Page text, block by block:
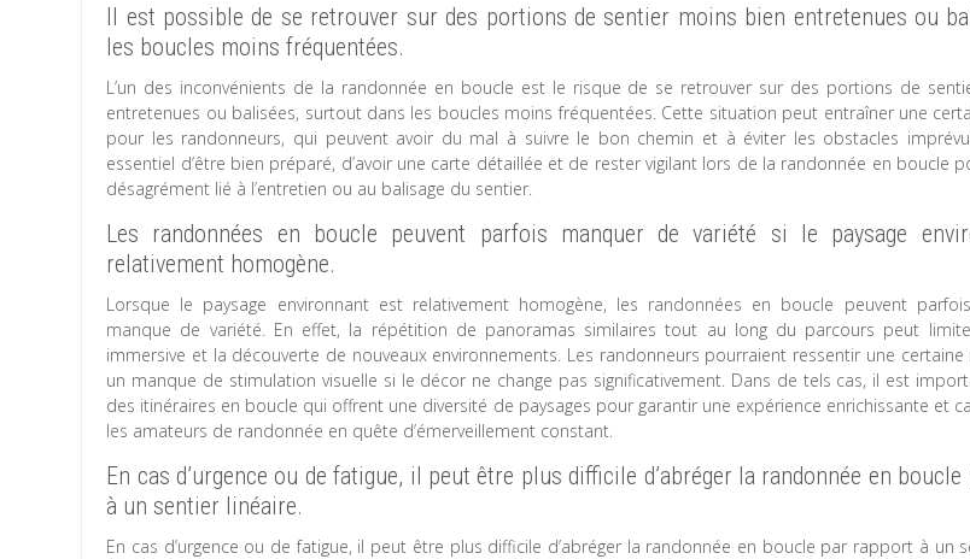
Il est possible de se retrouver sur des portions de sentier moins bien entretenues ou
les boucles moins fréquentées.
L’un des inconvénients de la randonnée en boucle est le risque de se retrouver sur des portions de
entretenues ou balisées, surtout dans les boucles moins fréquentées. Cette situation peut entraîner une
pour les randonneurs, qui peuvent avoir du mal à suivre le bon chemin et à éviter les obstacles
essentiel d’être bien préparé, d’avoir une carte détaillée et de rester vigilant lors de la randonnée en boucle
désagrément lié à l’entretien ou au balisage du sentier.
Les randonnées en boucle peuvent parfois manquer de variété si le paysage
relativement homogène.
Lorsque le paysage environnant est relativement homogène, les randonnées en boucle peuvent
manque de variété. En effet, la répétition de panoramas similaires tout au long du parcours peut
immersive et la découverte de nouveaux environnements. Les randonneurs pourraient ressentir une
un manque de stimulation visuelle si le décor ne change pas significativement. Dans de tels cas, il est
des itinéraires en boucle qui offrent une diversité de paysages pour garantir une expérience enrichissante et
les amateurs de randonnée en quête d’émerveillement constant.
En cas d’urgence ou de fatigue, il peut être plus difficile d’abréger la randonnée en
à un sentier linéaire.
En cas d’urgence ou de fatigue, il peut être plus difficile d’abréger la randonnée en boucle par rapport à un